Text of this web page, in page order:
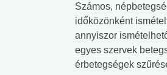
Számos,
időközönként
annyiszor
egyes szervek
érbetegségek